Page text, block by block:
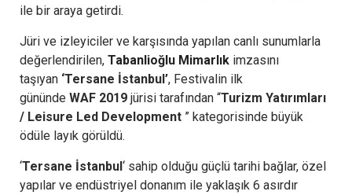
ile bir araya getirdi.
Jüri ve izleyiciler ve karşısında yapılan canlı sunumlarla
değerlendirilen, Tabanlioğlu Mimarlık imzasını
taşıyan ‘Tersane İstanbul’, Festivalin ilk
gününde WAF 2019 jürisi tarafından “Turizm Yatırımları
/ Leisure Led Development ” kategorisinde büyük
ödüle layık görüldü.
‘Tersane İstanbul‘ sahip olduğu güçlü tarihi bağlar, özel
yapılar ve endüstriyel donanım ile yaklaşık 6 asırdır